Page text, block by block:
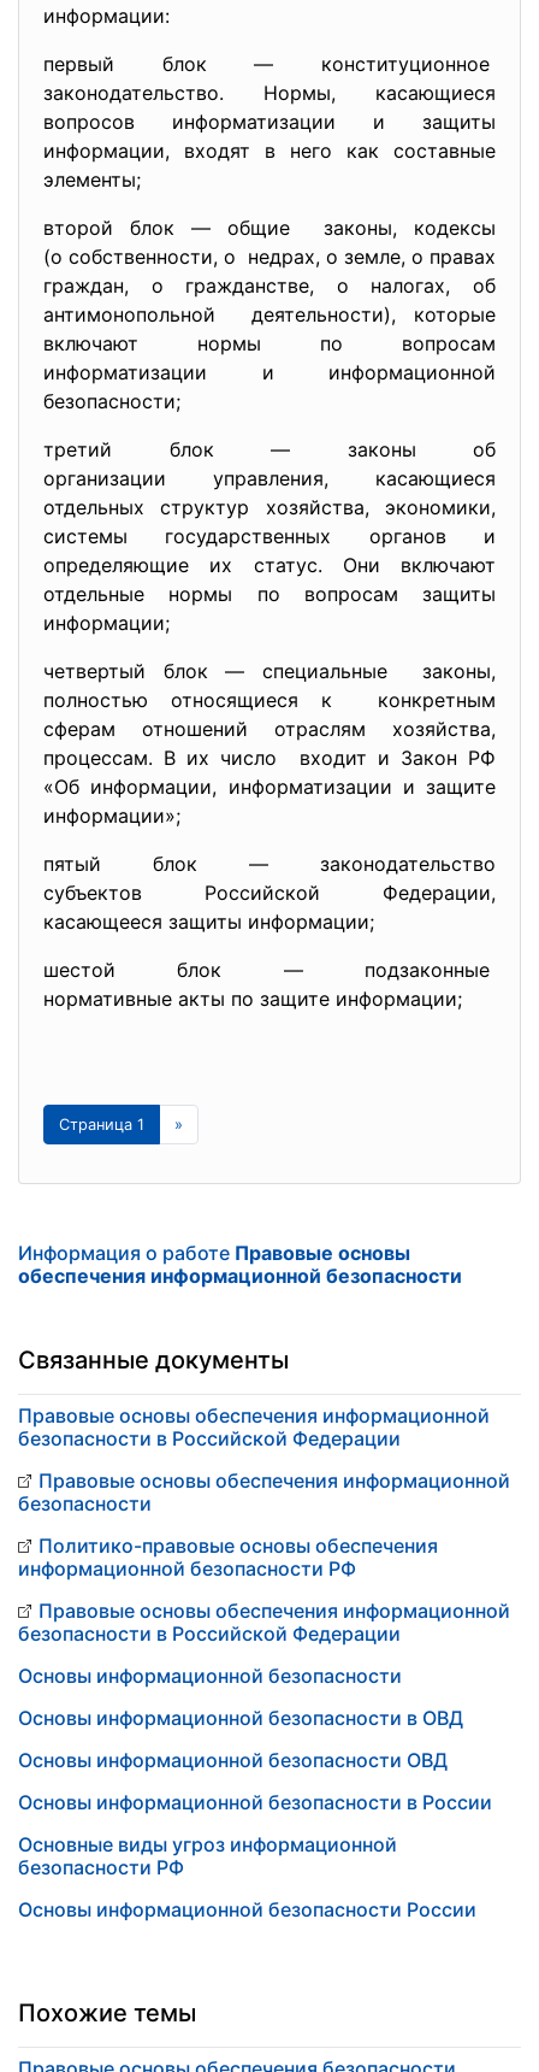
информации:
первый блок — конституционное
законодательство. Нормы, касающиеся
вопросов информатизации и защиты
информации, входят в него как составные
элементы;
второй блок — общие законы, кодексы
(о собственности, о недрах, о земле, о правах
граждан, о гражданстве, о налогах, об
антимонопольной деятельности), которые
включают нормы по вопросам
информатизации и информационной
безопасности;
третий блок — законы об
организации управления, касающиеся
отдельных структур хозяйства, экономики,
системы государственных органов и
определяющие их статус. Они включают
отдельные нормы по вопросам защиты
информации;
четвертый блок — специальные законы,
полностью относящиеся к конкретным
сферам отношений отраслям хозяйства,
процессам. В их число входит и Закон РФ
«Об информации, информатизации и защите
информации»;
пятый блок — законодательство
субъектов Российской Федерации,
касающееся защиты информации;
шестой блок — подзаконные
нормативные акты по защите информации;
Страница 1 »
Информация о работе Правовые основы
обеспечения информационной безопасности
Связанные документы
Правовые основы обеспечения информационной
безопасности в Российской Федерации
Правовые основы обеспечения информационной
безопасности
Политико-правовые основы обеспечения
информационной безопасности РФ
Правовые основы обеспечения информационной
безопасности в Российской Федерации
Основы информационной безопасности
Основы информационной безопасности в ОВД
Основы информационной безопасности ОВД
Основы информационной безопасности в России
Основные виды угроз информационной
безопасности РФ
Основы информационной безопасности России
Похожие темы